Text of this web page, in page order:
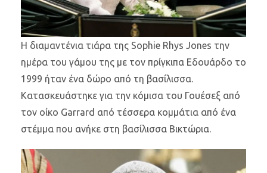
Η διαμαντένια τιάρα της Sophie Rhys Jones την
ημέρα του γάμου της με τον πρίγκιπα Εδουάρδο το
1999 ήταν ένα δώρο από τη βασίλισσα.
Κατασκευάστηκε για την κόμισα του Γουέσεξ από
τον οίκο Garrard από τέσσερα κομμάτια από ένα
στέμμα που ανήκε στη βασίλισσα Βικτώρια.